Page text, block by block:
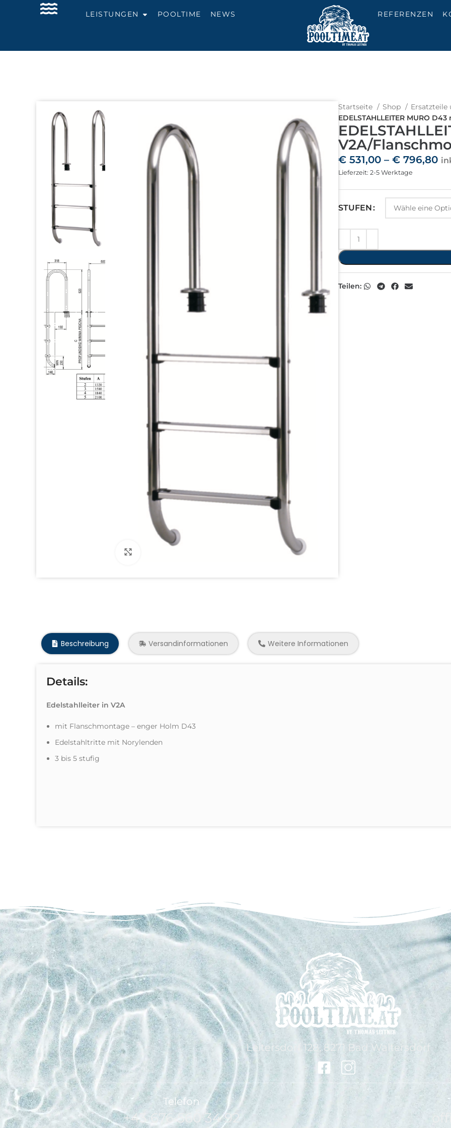
LEISTUNGEN POOLTIME NEWS REFERENZEN
Startseite Shop
Ersatzteile
EDELSTAHLLEITER MURO
V2A/
€ 531,00 – € 796,80
Lieferzeit: 2-5 Werktage
STUFEN
Teilen:
Beschreibung Versandinformationen Weitere Informationen
Details:
Edelstahlleiter in V2A
mit Flanschmontage – enger Holm D43
Edelstahltritte mit Norylenden
3 bis 5 stufig
Leitersdorf 128, 8271 Bad Waltersdorf
Telefon
+43 676 560 34 92